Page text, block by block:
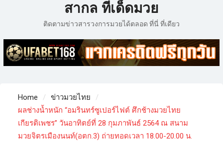
ข่าวสารวงการมวยมากมาย
สากล ทีเด็ดมวย
ติดตามข่าวสารวงการมวยได้ตลอด ที่นี่ ที่เดียว
Home
ข่าวมวยไทย
ผลช่างน้ำหนัก “อมรินทร์ซูเปอร์ไฟต์ ศึกช้างมวยไทย
เกียรติเพชร” วันอาทิตย์ที่ 28 กุมภาพันธ์ 2564 ณ สนาม
มวยจิตรเมืองนนท์(อตก.3) ถ่ายทอดเวลา 18.00-20.00 น.